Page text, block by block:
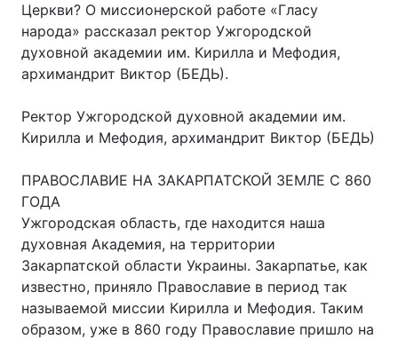
Головна
Політика
Економіка
Спорт Наука
Техно і зв'язок Лайт
Зброя Інциденти
Церкви? О миссионерской работе «Гласу
народа» рассказал ректор Ужгородской
духовной академии им. Кирилла и Мефодия,
архимандрит Виктор (БЕДЬ).
Ректор Ужгородской духовной академии им.
Кирилла и Мефодия, архимандрит Виктор (БЕДЬ)
ПРАВОСЛАВИЕ НА ЗАКАРПАТСКОЙ ЗЕМЛЕ С 860
ГОДА
Ужгородская область, где находится наша
духовная Академия, на территории
Закарпатской области Украины. Закарпатье, как
известно, приняло Православие в период так
называемой миссии Кирилла и Мефодия. Таким
образом, уже в 860 году Православие пришло на